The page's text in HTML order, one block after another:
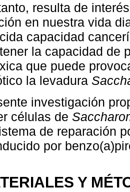
resulta de
en nuestra vida
capacidad
la capacidad de
que puede
la levadura
investigación
células de
de reparación
por
Y